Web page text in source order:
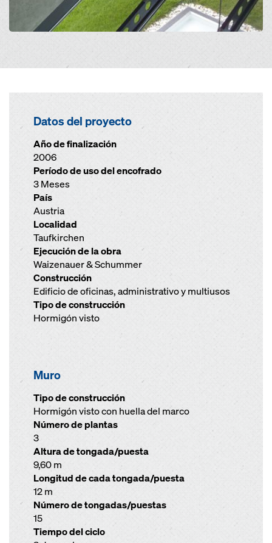
Datos del proyecto
Año de finalización
2006
Período de uso del encofrado
3 Meses
País
Austria
Localidad
Taufkirchen
Ejecución de la obra
Waizenauer & Schummer
Construcción
Edificio de oficinas, administrativo y multiusos
Tipo de construcción
Hormigón visto
Muro
Tipo de construcción
Hormigón visto con huella del marco
Número de plantas
3
Altura de tongada/puesta
9,60 m
Longitud de cada tongada/puesta
12 m
Número de tongadas/puestas
15
Tiempo del ciclo